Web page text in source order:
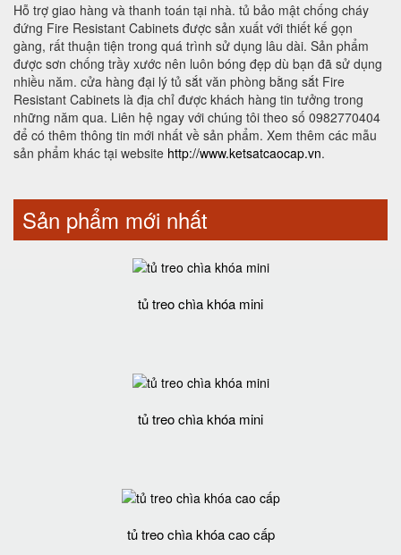
Hỗ trợ giao hàng và thanh toán tại nhà. tủ bảo mật chống cháy
đứng Fire Resistant Cabinets được sản xuất với thiết kế gọn
gàng, rất thuận tiện trong quá trình sử dụng lâu dài. Sản phẩm
được sơn chống trầy xước nên luôn bóng đẹp dù bạn đã sử dụng
nhiều năm. cửa hàng đại lý tủ sắt văn phòng bằng sắt Fire
Resistant Cabinets là địa chỉ được khách hàng tin tưởng trong
những năm qua. Liên hệ ngay với chúng tôi theo số 0982770404
để có thêm thông tin mới nhất về sản phẩm. Xem thêm các mẫu
sản phẩm khác tại website http://www.ketsatcaocap.vn.
Sản phẩm mới nhất
tủ treo chìa khóa mini
tủ treo chìa khóa mini
tủ treo chìa khóa cao cấp